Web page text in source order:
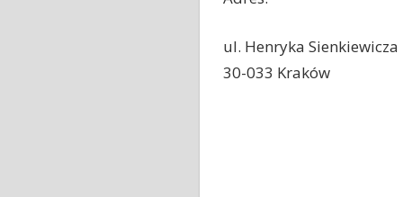
ul. Henryka Sienkiewicza
30-033 Kraków